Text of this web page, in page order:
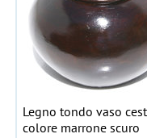
Legno tondo vaso
colore marrone scuro